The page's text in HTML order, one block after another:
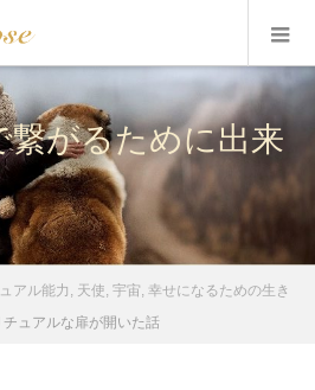
繋がるために出来
アル能力 天使 宇宙 幸せになるための生き
ュアルな扉が開いた話